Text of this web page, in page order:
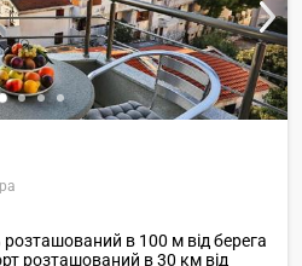
в 100 м від берега
розташований в 30 км від